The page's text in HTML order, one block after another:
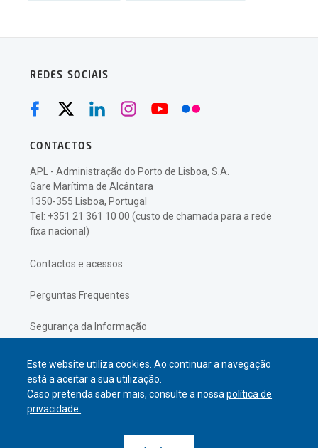
Este website utiliza cookies. Ao continuar a navegação
está a aceitar a sua utilização.
Caso pretenda saber mais, consulte a nossapolítica de
privacidade.
REDES SOCIAIS
CONTACTOS
APL - Administração do Porto de Lisboa, S.A.
Gare Marítima de Alcântara
1350-355 Lisboa, Portugal
Tel: +351 21 361 10 00 (custo de chamada para a rede
fixa nacional)
Contactos e acessos
Perguntas Frequentes
Segurança da Informação
Política de Privacidade